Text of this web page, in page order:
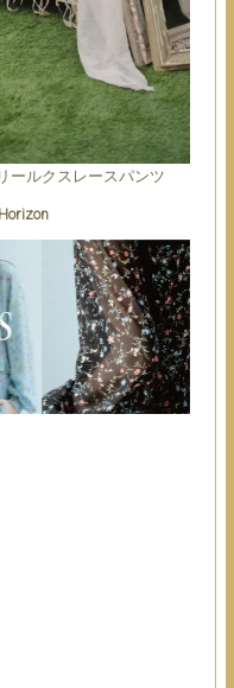
ールクスレースパンツ